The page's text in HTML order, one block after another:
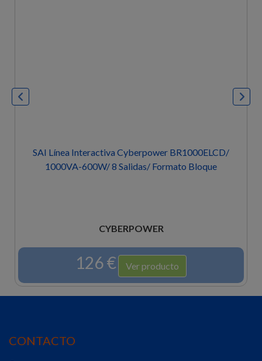
Cyberpower BR1000ELCD/
8 Salidas/ Formato Bloque
Ver producto
SAI Línea
1200VA-
CONTACTO